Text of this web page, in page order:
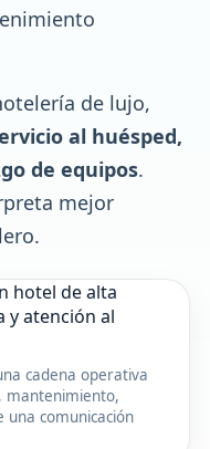
de lujo,
al huésped,
de equipos.
mejor
cadena operativa
mantenimiento,
una comunicación